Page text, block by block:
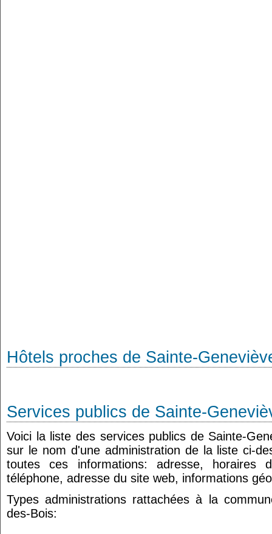
Hôtels proches de Sainte-
Services publics de Sainte-
Voici la liste des services publics de Sainte-
sur le nom d'une administration de la liste ci-
toutes ces informations: adresse, horaires
téléphone, adresse du site web, informations
Types administrations rattachées à la
des-Bois: